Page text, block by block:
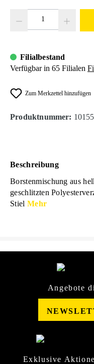
Filialbestand
Verfügbar in 65 Filialen
Zum Merkzettel hinzufügen
Produktnummer:
Beschreibung
Borstenmischung aus
geschlitzten
Stiel Mehr
Angebote
Exklusive